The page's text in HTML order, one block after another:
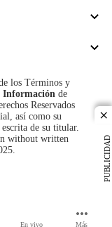
En vivo Más
PUBLICIDAD
los Términos y
Información de
Reservados
así como su
de su titular.
without written